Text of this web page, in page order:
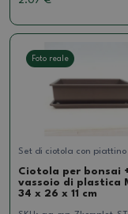
Foto reale
Set di ciotola con piattino
Ciotola per bonsai
vassoio di plastica
34 x 26 x 11 cm